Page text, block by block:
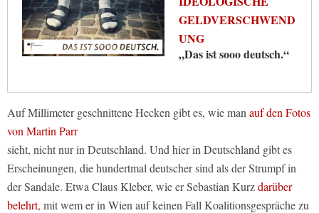
GELDVERSCHWEND
UNG
„Das ist sooo deutsch.“
Auf Millimeter geschnittene Hecken gibt es, wie man auf den Fotos
von Martin Parr
sieht, nicht nur in Deutschland. Und hier in Deutschland gibt es
Erscheinungen, die hundertmal deutscher sind als der Strumpf in
der Sandale. Etwa Claus Kleber, wie er Sebastian Kurzdarüber
belehrt, mit wem er in Wien auf keinen Fall Koalitionsgespräche zu